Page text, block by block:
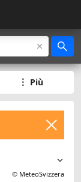
Più
© MeteoSvizzera